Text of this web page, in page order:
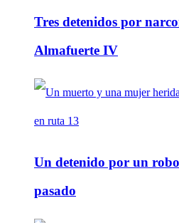
Tres detenidos por
Almafuerte IV
Un detenido por un
pasado